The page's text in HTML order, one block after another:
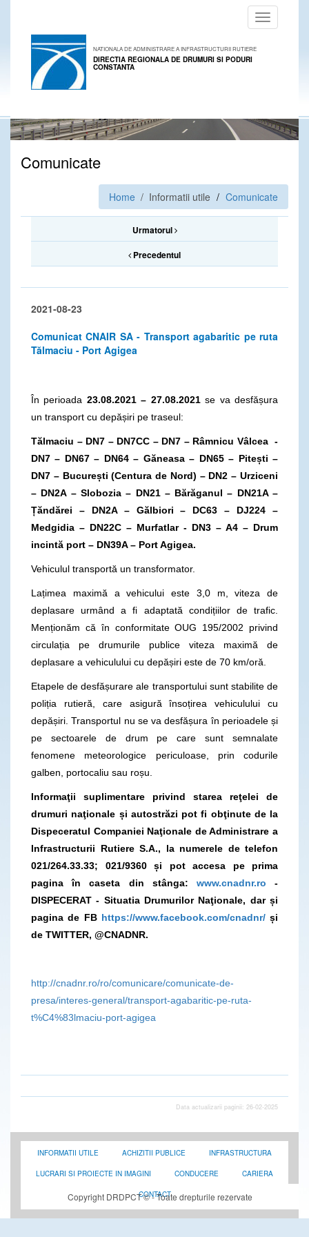
Toggle
navigation
NATIONALA DE ADMINISTRARE A INFRASTRUCTURII RUTIERE
DIRECTIA REGIONALA DE DRUMURI SI PODURI
CONSTANTA
Comunicate
Home / Informatii utile Comunicate
Urmatorul
Precedentul
2021-08-23
Comunicat CNAIR SA - Transport agabaritic pe ruta
Tălmaciu - Port Agigea
În perioada 23.08.2021 – 27.08.2021se va desfășura
un transport cu depășiri pe traseul:
Tălmaciu – DN7 – DN7CC – DN7 – Râmnicu Vâlcea -
DN7 – DN67 – DN64 – Găneasa – DN65 – Pitești –
DN7 – București (Centura de Nord) – DN2 – Urziceni
– DN2A – Slobozia – DN21 – Bărăganul – DN21A –
Țăndărei – DN2A – Gălbiori – DC63 – DJ224 –
Medgidia – DN22C – Murfatlar - DN3 – A4 – Drum
incintă port – DN39A – Port Agigea.
Vehiculul transportă un transformator.
Lațimea maximă a vehicului este 3,0 m, viteza de
deplasare urmând a fi adaptată condițiilor de trafic.
Menționăm că în conformitate OUG 195/2002 privind
circulația pe drumurile publice viteza maximă de
deplasare a vehiculului cu depășiri este de 70 km/oră.
Etapele de desfășurare ale transportului sunt stabilite de
poliția rutieră, care asigură însoțirea vehiculului cu
depășiri. Transportul nu se va desfășura în perioadele și
pe sectoarele de drum pe care sunt semnalate
fenomene meteorologice periculoase, prin codurile
galben, portocaliu sau roșu.
Informaţii suplimentare privind starea reţelei de
drumuri naţionale și autostrăzi pot fi obţinute de la
Dispeceratul Companiei Naţionale de Administrare a
Infrastructurii Rutiere S.A., la numerele de telefon
021/264.33.33; 021/9360 și pot accesa pe prima
pagina în caseta din stânga: www.cnadnr.ro -
DISPECERAT - Situatia Drumurilor Naţionale, dar și
pagina de FB https://www.facebook.com/cnadnr/și
de TWITTER, @CNADNR.
http://cnadnr.ro/ro/comunicare/comunicate-de-
presa/interes-general/transport-agabaritic-pe-ruta-
t%C4%83lmaciu-port-agigea
Data actualizarii paginii: 26-02-2025
INFORMATII UTILE ACHIZITII PUBLICE INFRASTRUCTURA
LUCRARI SI PROIECTE IN IMAGINI CONDUCERE CARIERA
CONTACT
Copyright DRDPCT © - Toate drepturile rezervate